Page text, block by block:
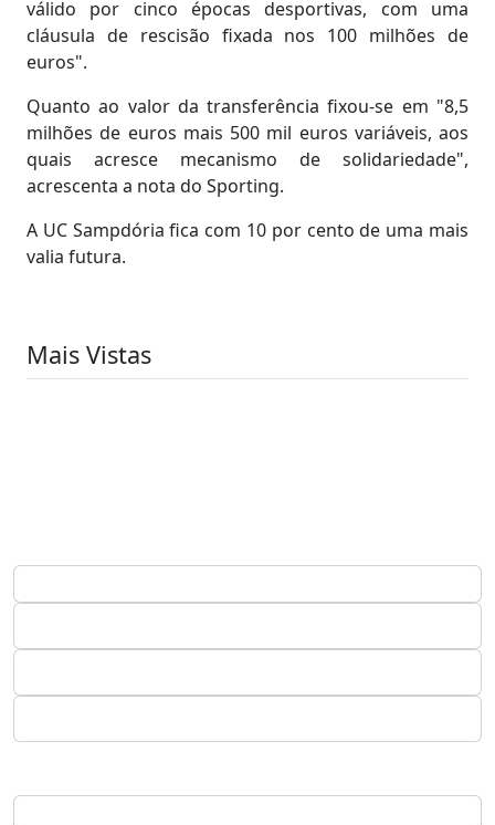
válido por cinco épocas desportivas, com uma
cláusula de rescisão fixada nos 100 milhões de
euros".
Quanto ao valor da transferência fixou-se em "8,5
milhões de euros mais 500 mil euros variáveis, aos
quais acresce mecanismo de solidariedade",
acrescenta a nota do Sporting.
A UC Sampdória fica com 10 por cento de uma mais
valia futura.
Mais Vistas